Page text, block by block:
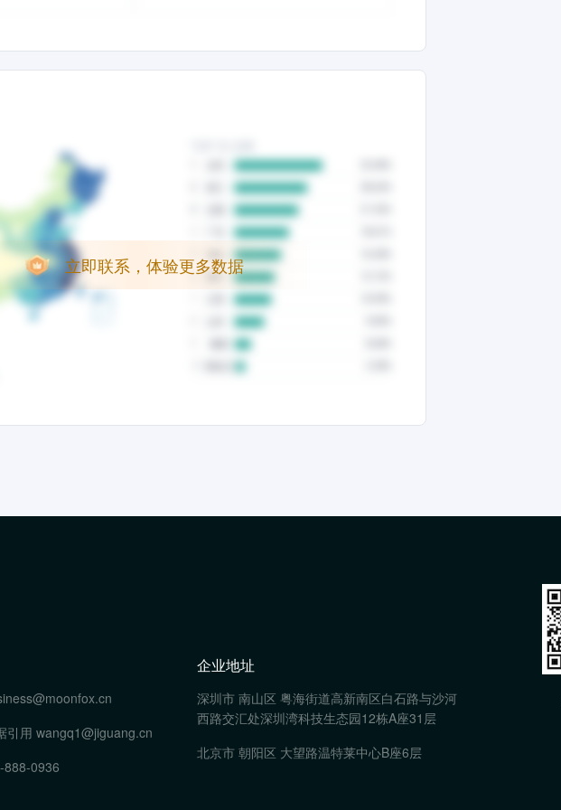
立即联系，体验更多数据
引用 wangq1@jiguang.cn
888-0936
企业地址
深圳市 南山区 粤海街道高新南区白石路与沙河
西路交汇处深圳湾科技生态园12栋A座31层
北京市 朝阳区 大望路温特莱中心B座6层